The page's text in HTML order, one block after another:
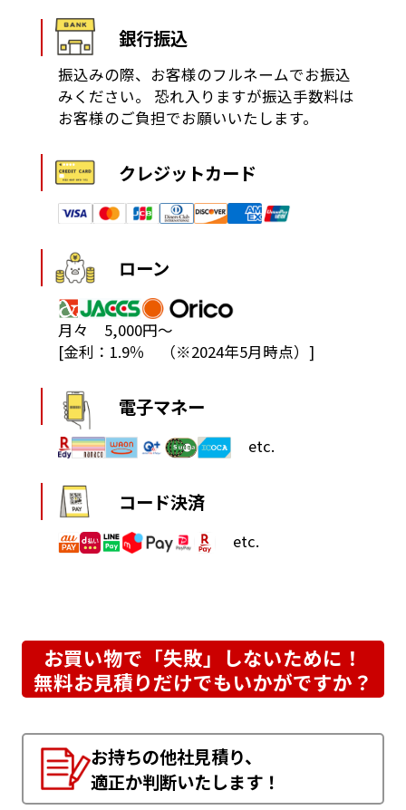
銀行振込
振込みの際、お客様のフルネームでお振込
みください。
恐れ入りますが振込手数料は
お客様のご負担でお願いいたします。
クレジットカード
ローン
月々 5,000円～
[金利：1.9％ （※2024年5月時点）]
電子マネー
etc.
コード決済
etc.
お買い物で「失敗」しないために！
無料お見積りだけでもいかがですか？
お持ちの他社見積り、
適正か判断いたします！